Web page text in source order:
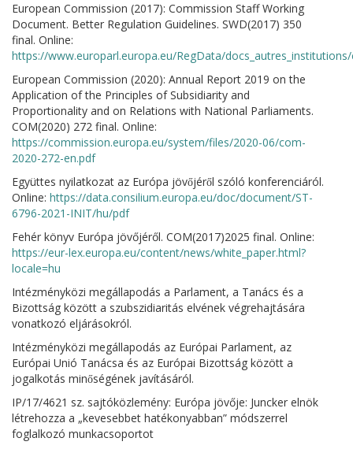
European Commission (2017): Commission Staff Working
Document. Better Regulation Guidelines. SWD(2017) 350
final. Online:
https://www.europarl.europa.eu/RegData/
European Commission (2020): Annual Report 2019 on the
Application of the Principles of Subsidiarity and
Proportionality and on Relations with National Parliaments.
COM(2020) 272 final. Online:
https://commission.europa.eu/system/files/2020-06/com-
2020-272-en.pdf
Együttes nyilatkozat az Európa jövőjéről szóló konferenciáról.
Online: https://data.consilium.europa.eu/doc/document/ST-
6796-2021-INIT/hu/pdf
Fehér könyv Európa jövőjéről. COM(2017)2025 final. Online:
https://eur-lex.europa.eu/content/news/white_paper.html?
locale=hu
Intézményközi megállapodás a Parlament, a Tanács és a
Bizottság között a szubszidiaritás elvének végrehajtására
vonatkozó eljárásokról.
Intézményközi megállapodás az Európai Parlament, az
Európai Unió Tanácsa és az Európai Bizottság között a
jogalkotás minőségének javításáról.
IP/17/4621 sz. sajtóközlemény: Európa jövője: Juncker elnök
létrehozza a „kevesebbet hatékonyabban” módszerrel
foglalkozó munkacsoportot